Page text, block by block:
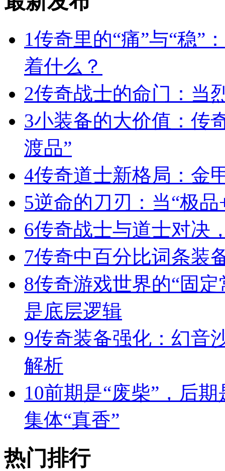
1传奇里的“痛”与“稳”
着什么？
2传奇战士的命门：当
3小装备的大价值：传
渡品”
4传奇道士新格局：金
5逆命的刀刃：当“极
6传奇战士与道士对决
7传奇中百分比词条装
8传奇游戏世界的“固
是底层逻辑
9传奇装备强化：幻音
解析
10前期是“废柴”，后
集体“真香”
热门排行